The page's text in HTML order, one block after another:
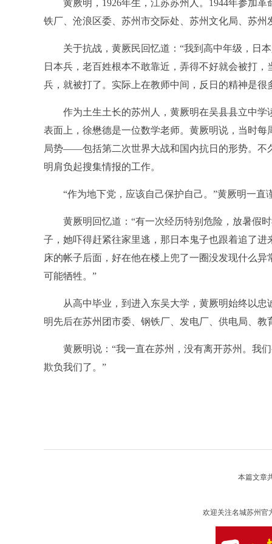
黄厥明，1926年生，江苏苏州人。1944年参加革
铁厂、沧浪区委、苏州市交际处、苏州文化局、苏
关于抗战，黄厥民回忆道：“我到高中年级，日本
日本兵，老百姓根本不敢靠近，弄得不好就会被打
兵，就被打了。实际上在教师中间，反日的精神是
作为土生土长的苏州人，黄厥明在吴县县立中学
表面上，徐懋德是一位数学老师。黄厥明说，当时
局势——包括第二次世界大战和国内抗日的形势。不
明肩负起搜集情报的工作。
“作为地下党，应该自己保护自己。”黄厥明一直
黄厥明回忆道：“有一次经历特别危险，放暑假时
子，她吓得赶紧往家里逃，那日本鬼子也跟着追了
床的帐子后面，好在他在楼上兜了一圈没发现什么
可能牺牲。”
从高中毕业，到进入东吴大学，黄厥明始终以忠
明先后在苏州团市委、钢铁厂、发电厂、供电局、
黄厥明说：“我一直在苏州，没有离开苏州。我们
欺负我们了。”
本篇文章
欢迎关注名城苏州官